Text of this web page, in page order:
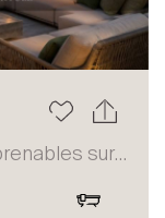
Prestigieux triplex avec vues imprenables sur le lac et les Alpes